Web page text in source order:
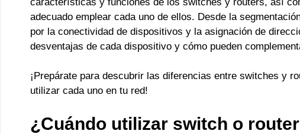
adecuado emplear cada uno de ellos. Desde la
por la conectividad de dispositivos y la asignación de
desventajas de cada dispositivo y cómo pueden
¡Prepárate para descubrir las diferencias entre switches y
utilizar cada uno en tu red!
¿Cuándo utilizar switch o